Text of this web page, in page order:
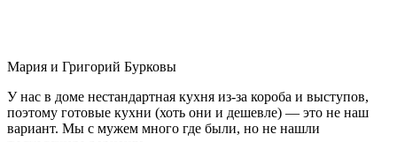
Мария и Григорий Бурковы
У нас в доме нестандартная кухня из-за короба и выступов,
поэтому готовые кухни (хоть они и дешевле) — это не наш
вариант. Мы с мужем много где были, но не нашли